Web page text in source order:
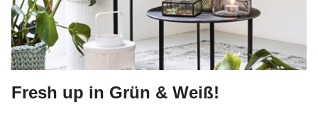
Fresh up in Grün & Weiß!